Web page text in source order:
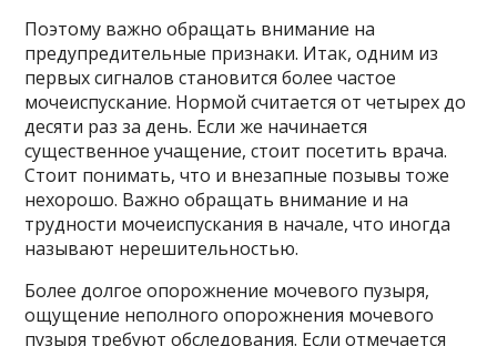
Поэтому важно обращать внимание на
предупредительные признаки. Итак, одним из
первых сигналов становится более частое
мочеиспускание. Нормой считается от четырех до
десяти раз за день. Если же начинается
существенное учащение, стоит посетить врача.
Стоит понимать, что и внезапные позывы тоже
нехорошо. Важно обращать внимание и на
трудности мочеиспускания в начале, что иногда
называют нерешительностью.
Более долгое опорожнение мочевого пузыря,
ощущение неполного опорожнения мочевого
пузыря требуют обследования. Если отмечается